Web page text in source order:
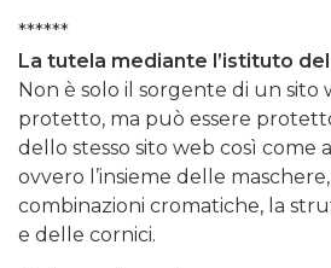
******
La tutela mediante l’istituto
Non è solo il sorgente di un sito
protetto, ma può essere
dello stesso sito web così come
ovvero l’insieme delle
combinazioni cromatiche, la
e delle cornici.